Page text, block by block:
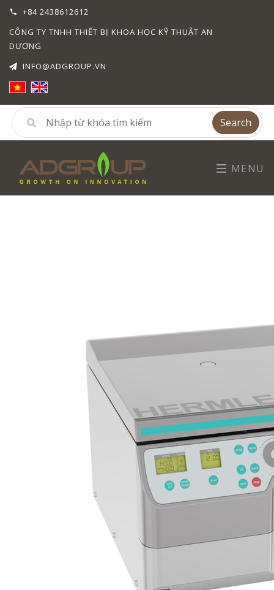
+84 2438612612
CÔNG TY TNHH THIẾT BỊ KHOA HỌC KỸ THUẬT AN
DƯƠNG
INFO@ADGROUP.VN
Search
MENU